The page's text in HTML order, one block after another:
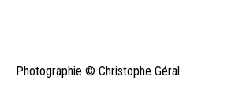
Photographie © Christophe Géral